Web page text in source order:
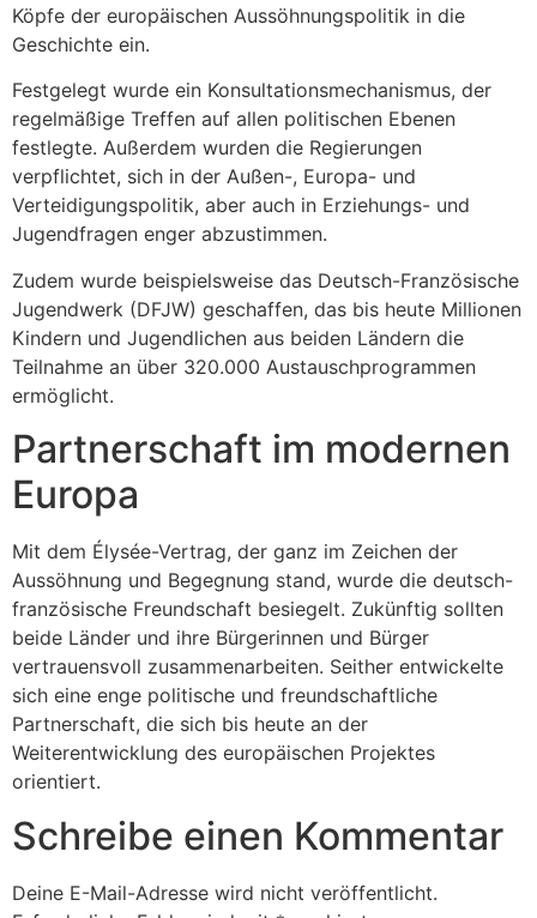
Köpfe der europäischen Aussöhnungspolitik in die
Geschichte ein.
Festgelegt wurde ein Konsultationsmechanismus, der
regelmäßige Treffen auf allen politischen Ebenen
festlegte. Außerdem wurden die Regierungen
verpflichtet, sich in der Außen-, Europa- und
Verteidigungspolitik, aber auch in Erziehungs- und
Jugendfragen enger abzustimmen.
Zudem wurde beispielsweise das Deutsch-Französische
Jugendwerk (DFJW) geschaffen, das bis heute Millionen
Kindern und Jugendlichen aus beiden Ländern die
Teilnahme an über 320.000 Austauschprogrammen
ermöglicht.
Partnerschaft im modernen
Europa
Mit dem Élysée-Vertrag, der ganz im Zeichen der
Aussöhnung und Begegnung stand, wurde die deutsch-
französische Freundschaft besiegelt. Zukünftig sollten
beide Länder und ihre Bürgerinnen und Bürger
vertrauensvoll zusammenarbeiten. Seither entwickelte
sich eine enge politische und freundschaftliche
Partnerschaft, die sich bis heute an der
Weiterentwicklung des europäischen Projektes
orientiert.
Schreibe einen Kommentar
Deine E-Mail-Adresse wird nicht veröffentlicht.